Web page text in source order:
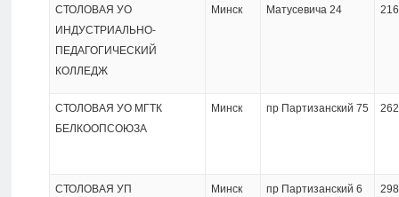
СТОЛОВАЯ УО
ИНДУСТРИАЛЬНО-
ПЕДАГОГИЧЕСКИЙ
КОЛЛЕДЖ
Минск Матусевича 24
СТОЛОВАЯ УО МГТК
БЕЛКООПСОЮЗА
Минск пр Партизанский 75
СТОЛОВАЯ УП
Минск пр Партизанский 6